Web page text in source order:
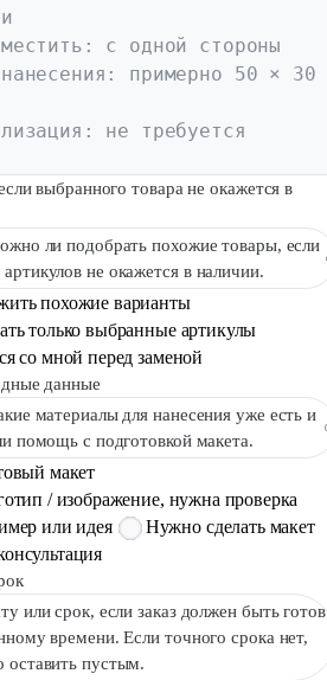
выбранного товара не окажется в
ли подобрать похожие товары, если
не окажется в наличии.
похожие варианты
только выбранные артикулы
со мной перед заменой
данные
материалы для нанесения уже есть и
помощь с подготовкой макета.
макет
/ изображение, нужна проверка
или идея
Нужно сделать макет
или срок, если заказ должен быть готов
времени. Если точного срока нет,
оставить пустым.